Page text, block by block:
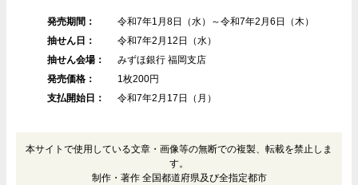
発売期間：
令和7年1月8日（水）～令和7年2月6日（木）
抽せん日：
令和7年2月12日（水）
抽せん会場：
みずほ銀行 福岡支店
発売価格：
1枚200円
支払開始日：
令和7年2月17日（月）
本サイトで使用している文章・画像等の無断での複製、転載を禁止しま
す。
制作・著作 全国都道府県及び全指定都市